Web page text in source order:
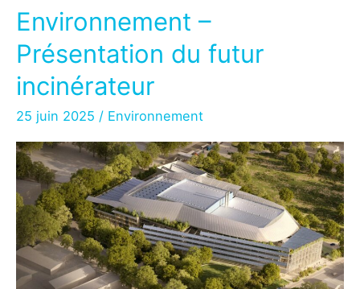
pour
le
World
Cleanup
Day
2025
à
Lafourguette
!
Environnement –
Présentation du futur
incinérateur
25 juin 2025 / Environnement